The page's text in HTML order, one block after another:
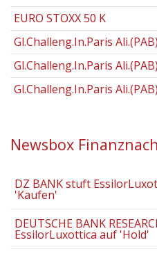
EURO STOXX 50 K
Gl.Challeng.In.Paris
Gl.Challeng.In.Paris
Gl.Challeng.In.Paris
Newsbox
DZ BANK stuft
'Kaufen'
DEUTSCHE BANK
EssilorLuxottica auf 'Hold'